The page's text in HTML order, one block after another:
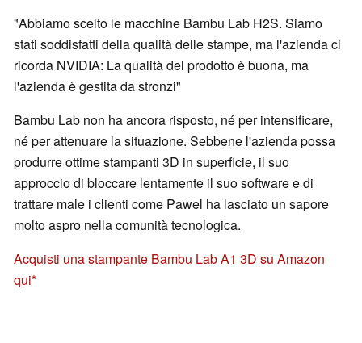
"Abbiamo scelto le macchine Bambu Lab H2S. Siamo
stati soddisfatti della qualità delle stampe, ma l'azienda ci
ricorda NVIDIA: La qualità del prodotto è buona, ma
l'azienda è gestita da stronzi"
Bambu Lab non ha ancora risposto, né per intensificare,
né per attenuare la situazione. Sebbene l'azienda possa
produrre ottime stampanti 3D in superficie, il suo
approccio di bloccare lentamente il suo software e di
trattare male i clienti come Pawel ha lasciato un sapore
molto aspro nella comunità tecnologica.
Acquisti una stampante Bambu Lab A1 3D su Amazon
qui